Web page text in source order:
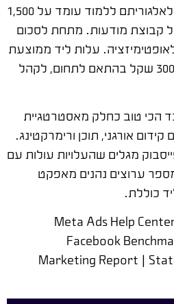
תקציב מינימלי שמאפשר לאלגוריתם ללמוד עומד על 1,500
לכל קבוצת מודעות. מתחת לסכום
עלות ליד ממוצעת
בפייסבוק נעה בין 50 לבין 300 שקל בהתאם לתחום, לקהל
הכי טוב כחלק מאסטרטגיית
אורגני, תוכן ורימרקטינג.
מגלים שהעלויות עולות עם
ערוצים נהנים מאפקט
כוללת.
Meta Ads Help
Facebook
Marketing Report |